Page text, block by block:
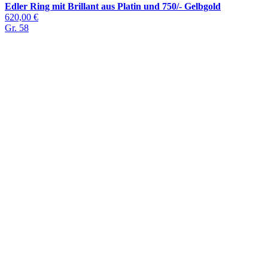
Edler Ring mit Brillant aus Platin und 750/- Gelbgold
620,00 €
Gr. 58